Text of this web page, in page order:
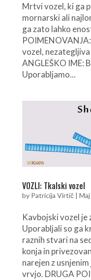
Mrtvi vozel, ki ga
mornarski ali
ga zato lahko
vozel, nezategljiva
ANGLEŠKO IME:
Uporabljamo...
VOZLI: Tkalski vozel
by Patricija Virtič|
Kavbojski vozel
Uporabljali so ga
raznih stvari na
konja in
narejen z
vrvjo. DRUGA